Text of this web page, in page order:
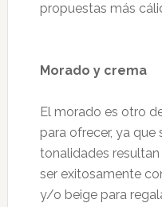
propuestas más
Morado y crema
El morado es otro
para ofrecer, ya que
tonalidades
ser exitosamente
y/o beige para